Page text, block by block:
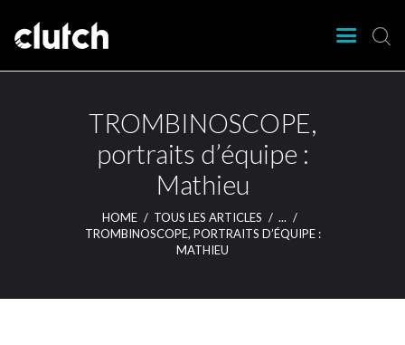
TROMBINOSCOPE,
portraits d’équipe :
Mathieu
HOME TOUS LES ARTICLES
...
TROMBINOSCOPE, PORTRAITS D’ÉQUIPE :
MATHIEU
Clutch Webzine
Agenda
Nos éditions
Magazine
Lieux